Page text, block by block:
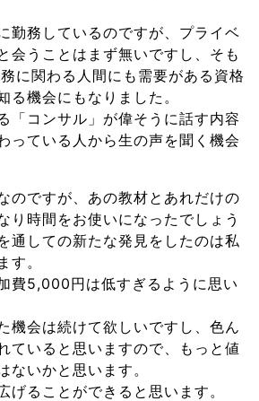
勤務しているのですが、プライベ
会うことはまず無いですし、そも
に関わる人間にも需要がある資格
る機会にもなりました。
「コンサル」が偉そうに話す内容
っている人から生の声を聞く機会
のですが、あの教材とあれだけの
り時間をお使いになったでしょう
通しての新たな発見をしたのは私
す。
費5,000円は低すぎるように思い
機会は続けて欲しいですし、色ん
ていると思いますので、もっと値
ないかと思います。
げることができると思います。